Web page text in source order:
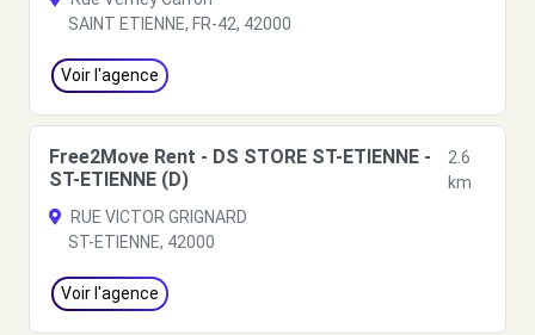
SAINT ETIENNE, FR-42, 42000
Voir l'agence
Free2Move Rent - DS STORE ST-ETIENNE -
ST-ETIENNE (D)
2.6
km
RUE VICTOR GRIGNARD
ST-ETIENNE, 42000
Voir l'agence